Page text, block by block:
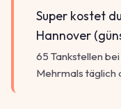
Super kostet
Hannover
65 Tankstellen bei
Mehrmals täglich